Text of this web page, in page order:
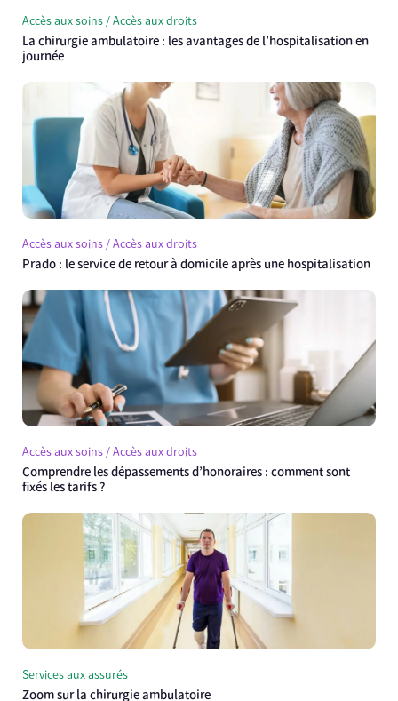
Accès aux soins / Accès aux droits
La chirurgie ambulatoire : les avantages de l’hospitalisation en
journée
Accès aux soins / Accès aux droits
Prado : le service de retour à domicile après une hospitalisation
Accès aux soins / Accès aux droits
Comprendre les dépassements d’honoraires : comment sont
fixés les tarifs ?
Services aux assurés
Zoom sur la chirurgie ambulatoire